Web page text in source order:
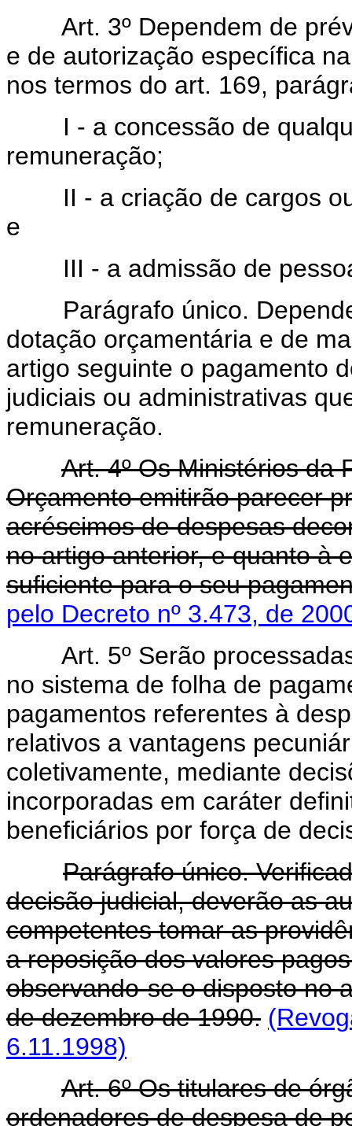
Art. 3º Dependem de
e de autorização específica
nos termos do art. 169,
I - a concessão de
remuneração;
II - a criação de cargos
e
III - a admissão de
Parágrafo único.
dotação orçamentária e de
artigo seguinte o pagamento
judiciais ou administrativas
remuneração.
Art. 4º Os Ministérios da
Orçamento emitirão parecer
acréscimos de despesas
no artigo anterior, e quanto à
suficiente para o seu
pelo Decreto nº 3.473, de
Art. 5º Serão
no sistema de folha de
pagamentos referentes à
relativos a vantagens
coletivamente, mediante
incorporadas em caráter
beneficiários por força de
Parágrafo único.
decisão judicial, deverão as
competentes tomar as
a reposição dos valores
observando-se o disposto no
de dezembro de 1990.
6.11.1998)
Art. 6º Os titulares de
ordenadores de despesa de